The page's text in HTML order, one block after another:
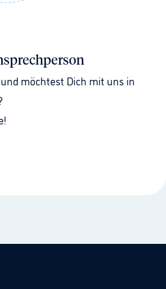
möchtest Dich mit uns in